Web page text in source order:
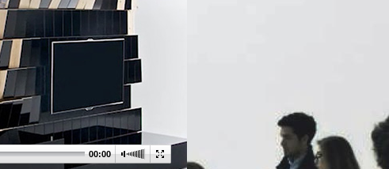
00:00